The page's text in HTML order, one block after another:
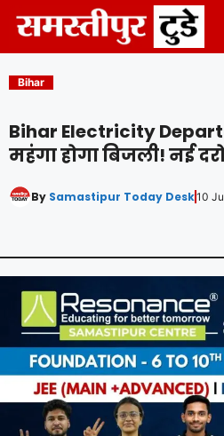
content
Bihar
Bihar Electricity
महंगा होगा बिजली! नई
By Samastipur Today Desk10